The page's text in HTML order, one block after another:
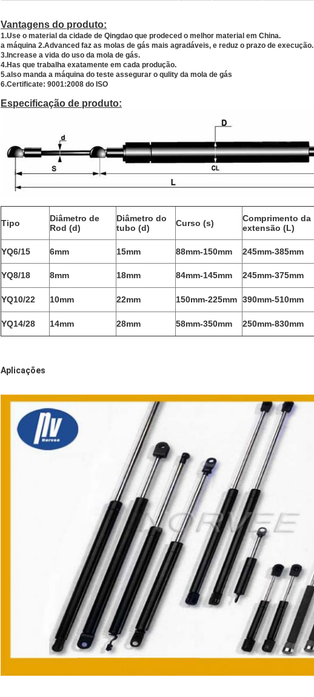
Vantagens do produto:
1.Use o material da cidade de Qingdao que prodeced o melhor material em China.
a máquina 2.Advanced faz as molas de gás mais agradáveis, e reduz o prazo de execução.
3.Increase a vida do uso da mola de gás.
4.Has que trabalha exatamente em cada produção.
5.also manda a máquina do teste assegurar o qulity da mola de gás
6.Certificate: 9001:2008 do ISO
Especificação de produto:
Tipo
Diâmetro de
Rod (d)
Diâmetro do
tubo (d)
Curso (s)
Comprimento da
extensão (L)
YQ6/15 6mm 15mm 88mm-150mm 245mm-385mm
YQ8/18 8mm 18mm 84mm-145mm 245mm-375mm
YQ10/22 10mm 22mm 150mm-225mm 390mm-510mm
YQ14/28 14mm 28mm 58mm-350mm 250mm-830mm
Aplicações